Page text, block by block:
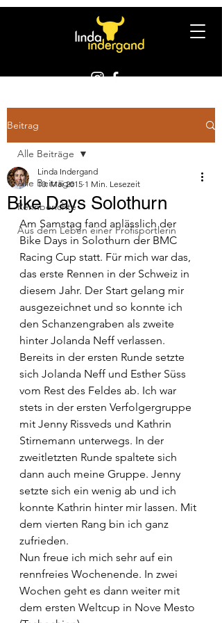
Beitrag
Alle Beiträge
Rennberichte
Aus dem Leben einer Profisportlerin
Alle Beiträge
Bike Days Solothurn
Linda Indergand
10. Mai 2015 1 Min. Lesezeit
Am Samstag fand anlässlich der
Bike Days in Solothurn der BMC
Racing Cup statt. Für mich war das,
das erste Rennen in der Schweiz in
diesem Jahr. Der Start gelang mir
ausgezeichnet und so konnte ich
den Schanzengraben als zweite
hinter Jolanda Neff verlassen.
Bereits in der ersten Runde setzte
sich Jolanda Neff und Esther Süss
vom Rest des Feldes ab. Ich war
stets in der ersten Verfolgergruppe
mit Jenny Rissveds und Kathrin
Stirnemann unterwegs. In der
zweitletzten Runde spaltete sich
dann auch meine Gruppe. Jenny
setzte sich ein wenig ab und ich
konnte Kathrin hinter mir lassen. Mit
dem vierten Rang bin ich ganz
zufrieden.
Nun freue ich mich sehr auf ein
rennfreies Wochenende. In zwei
Wochen geht es dann weiter mit
dem ersten Weltcup in Nove Mesto